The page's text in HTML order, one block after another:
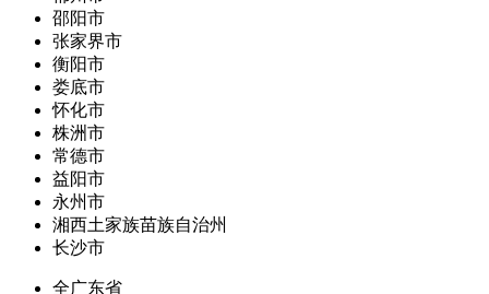
邵阳市
张家界市
衡阳市
娄底市
怀化市
株洲市
常德市
益阳市
永州市
湘西土家族苗族自治州
长沙市
全广东省